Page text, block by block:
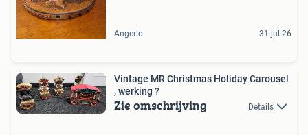
Angerlo 31 jul 26
Vintage MR Christmas Holiday Carousel
, werking ?
Zie omschrijving Details